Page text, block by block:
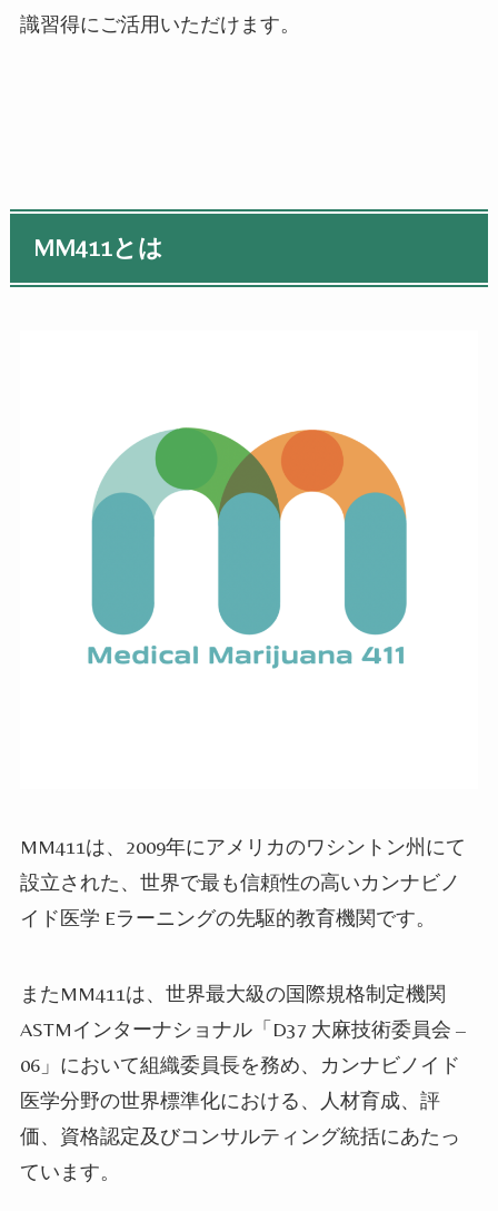
識習得にご活用いただけます。
MM411とは
MM411は、 2009年にアメリカのワシントン州にて
設立された、世界で最も信頼性の高いカンナビノ
イド医学 Eラーニングの先駆的教育機関です。
またMM411は、世界最大級の国際規格制定機関
ASTMインターナショナル「 D37 大麻技術委員会 –
06」において組織委員長を務め、カンナビノイド
医学分野の世界標準化における、人材育成、評
価、資格認定及びコンサルティング統括にあたっ
ています。